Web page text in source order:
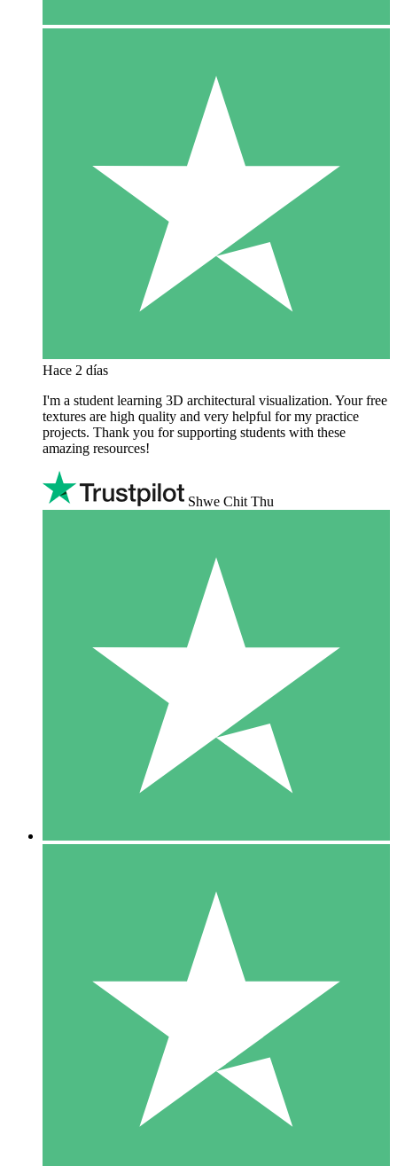
Hace 2 días
I'm a student learning 3D architectural visualization. Your free
textures are high quality and very helpful for my practice
projects. Thank you for supporting students with these
amazing resources!
Shwe Chit Thu